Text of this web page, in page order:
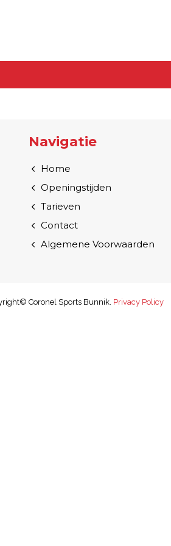
Navigatie
Home
Openingstijden
Tarieven
Contact
Algemene Voorwaarden
Coronel Sports Bunnik. Privacy Policy